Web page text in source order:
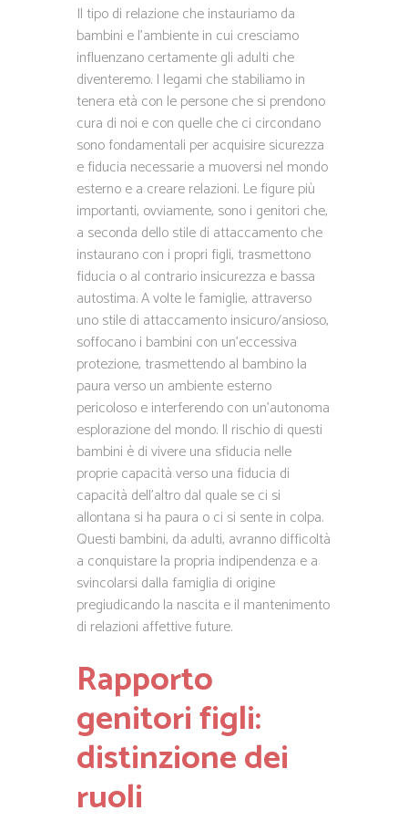
Il tipo di relazione che instauriamo da
bambini e l’ambiente in cui cresciamo
influenzano certamente gli adulti che
diventeremo. I legami che stabiliamo in
tenera età con le persone che si prendono
cura di noi e con quelle che ci circondano
sono fondamentali per acquisire sicurezza
e fiducia necessarie a muoversi nel mondo
esterno e a creare relazioni. Le figure più
importanti, ovviamente, sono i genitori che,
a seconda dello stile di attaccamento che
instaurano con i propri figli, trasmettono
fiducia o al contrario insicurezza e bassa
autostima. A volte le famiglie, attraverso
uno stile di attaccamento insicuro/ansioso,
soffocano i bambini con un’eccessiva
protezione, trasmettendo al bambino la
paura verso un ambiente esterno
pericoloso e interferendo con un’autonoma
esplorazione del mondo. Il rischio di questi
bambini è di vivere una sfiducia nelle
proprie capacità verso una fiducia di
capacità dell’altro dal quale se ci si
allontana si ha paura o ci si sente in colpa.
Questi bambini, da adulti, avranno difficoltà
a conquistare la propria indipendenza e a
svincolarsi dalla famiglia di origine
pregiudicando la nascita e il mantenimento
di relazioni affettive future.
Rapporto
genitori figli:
distinzione dei
ruoli